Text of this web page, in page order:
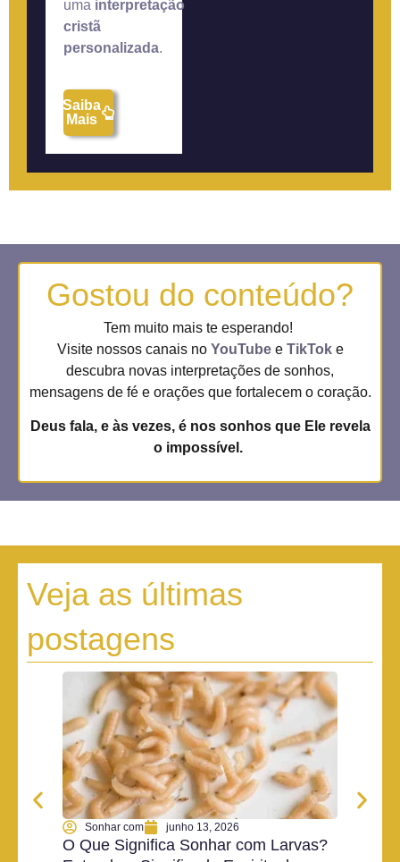
uma interpretação
cristã
personalizada.
Saiba
Mais
Gostou do conteúdo?
Tem muito mais te esperando!
Visite nossos canais no YouTube e TikTok e
descubra novas interpretações de sonhos,
mensagens de fé e orações que fortalecem o coração.
Deus fala, e às vezes, é nos sonhos que Ele revela
o impossível.
Veja as últimas
postagens
Sonhar com junho 13, 2026
O Que Significa Sonhar com Larvas?